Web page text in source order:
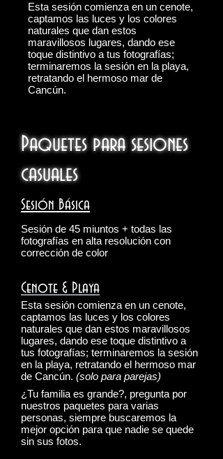
Esta sesión comienza en un cenote,
captamos las luces y los colores
naturales que dan estos
maravillosos lugares, dando ese
toque distintivo a tus fotografías;
terminaremos la sesión en la playa,
retratando el hermoso mar de
Cancún.
¿Tu familia es grande?, pregunta por
nuestros paquetes para varias
personas, siempre buscaremos la
mejor opción para que nadie se quede
sin sus fotos.
Paquetes para sesiones
casuales
Sesión Básica
Sesión de 45 miuntos + todas las
fotografías en alta resolución con
corrección de color
Cenote & Playa
Esta sesión comienza en un cenote,
captamos las luces y los colores
naturales que dan estos maravillosos
lugares, dando ese toque distintivo a
tus fotografías; terminaremos la sesión
en la playa, retratando el hermoso mar
de Cancún. (solo para parejas)